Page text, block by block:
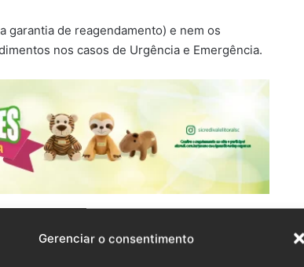
Gerenciar o consentimento
garantia de reagendamento) e nem os
nos casos de Urgência e Emergência.
Filantrópicos (CMB), que apresenta
a cada dia, nessa relação dos
pelo Hospital e Maternidade Oase de